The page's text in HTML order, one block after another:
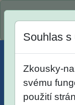
Menu Účet
Souhlas
Zkousky-
svému
použití